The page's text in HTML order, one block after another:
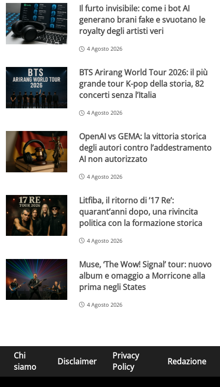
Il furto invisibile: come i bot AI
generano brani fake e svuotano le
royalty degli artisti veri
4 Agosto 2026
BTS Arirang World Tour 2026: il più
grande tour K-pop della storia, 82
concerti senza l’Italia
4 Agosto 2026
OpenAI vs GEMA: la vittoria storica
degli autori contro l’addestramento
AI non autorizzato
4 Agosto 2026
Litfiba, il ritorno di ’17 Re’:
quarant’anni dopo, una rivincita
politica con la formazione storica
4 Agosto 2026
Muse, ‘The Wow! Signal’ tour: nuovo
album e omaggio a Morricone alla
prima negli States
4 Agosto 2026
Chi
siamo
Disclaimer
Privacy
Policy
Redazione